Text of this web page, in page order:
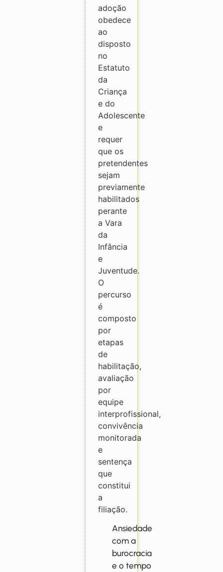
adoção
obedece
ao
disposto
no
Estatuto
da
Criança
e do
Adolescente
e
requer
que os
pretendentes
sejam
previamente
habilitados
perante
a Vara
da
Infância
e
Juventude.
O
percurso
é
composto
por
etapas
de
habilitação,
avaliação
por
equipe
interprofissional,
convivência
monitorada
e
sentença
que
constitui
a
filiação.
Ansiedade
com a
burocracia
e o tempo